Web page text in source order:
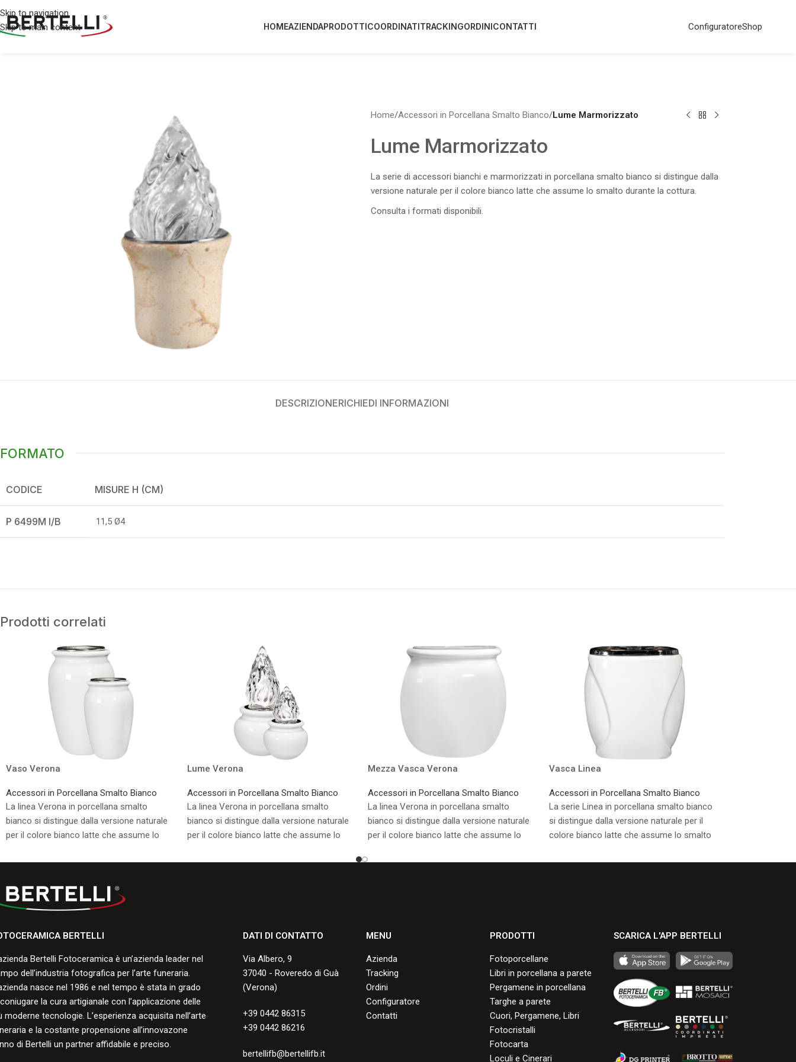
Skip to navigation
Skip to main content
HOMEAZIENDAPRODOTTICOORDINATITRACKINGORDINICONTATTI ConfiguratoreShop
Home/Accessori in Porcellana Smalto Bianco/Lume Marmorizzato
Lume Marmorizzato
La serie di accessori bianchi e marmorizzati in porcellana smalto bianco si distingue dalla
versione naturale per il colore bianco latte che assume lo smalto durante la cottura.
Consulta i formati disponibili.
DESCRIZIONERICHIEDI INFORMAZIONI
FORMATO
CODICE MISURE H (CM)
P 6499M I/B 11,5 Ø4
Prodotti correlati
Vaso Verona
Accessori in Porcellana Smalto Bianco
La linea Verona in porcellana smalto
bianco si distingue dalla versione naturale
per il colore bianco latte che assume lo
Lume Verona
Accessori in Porcellana Smalto Bianco
La linea Verona in porcellana smalto
bianco si distingue dalla versione naturale
per il colore bianco latte che assume lo
Mezza Vasca Verona
Accessori in Porcellana Smalto Bianco
La linea Verona in porcellana smalto
bianco si distingue dalla versione naturale
per il colore bianco latte che assume lo
Vasca Linea
Accessori in Porcellana Smalto Bianco
La serie Linea in porcellana smalto bianco
si distingue dalla versione naturale per il
colore bianco latte che assume lo smalto
BERTELLI
Bertelli Fotoceramica è un’azienda leader nel
dell’industria fotografica per l’arte funeraria.
nasce nel 1986 e nel tempo è stata in grado
la cura artigianale con l’applicazione delle
moderne tecnologie. L’esperienza acquisita nell’arte
e la costante propensione all’innovazone
di Bertelli un partner affidabile e preciso.
DATI DI CONTATTO
Via Albero, 9
37040 - Roveredo di Guà
(Verona)
+39 0442 86315
+39 0442 86216
bertellifb@bertellifb.it
MENU
Azienda
Tracking
Ordini
Configuratore
Contatti
PRODOTTI
Fotoporcellane
Libri in porcellana a parete
Pergamene in porcellana
Targhe a parete
Cuori, Pergamene, Libri
Fotocristalli
Fotocarta
Loculi e Cinerari
SCARICA L'APP BERTELLI